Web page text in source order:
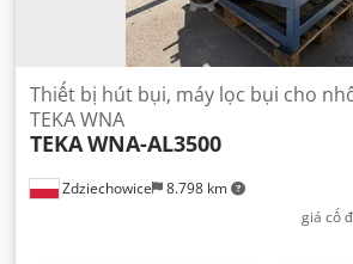
Zdziechowice 8.798 km
Thiết bị hút bụi, máy lọc bụi cho
TEKA WNA
TEKAWNA-AL3500
giá cố